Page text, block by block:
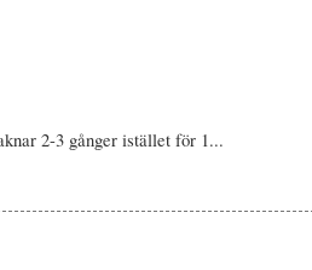
2-3 gånger istället för 1...